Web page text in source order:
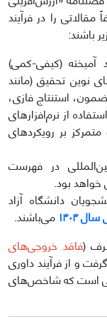
را در فرآیند
باشند:
آمیخته (کیفی-کمی)
نوین تحقیق (مانند
استنتاج فازی،
از نرم‌افزارهای
بر رویکردهای
در فهرست
خواهد بود.
دانشگاه آزاد
۱۴۰۴
می‌باشند.
(فاقد خروجی‌های
و از فرآیند داوری
است که شاخص‌های